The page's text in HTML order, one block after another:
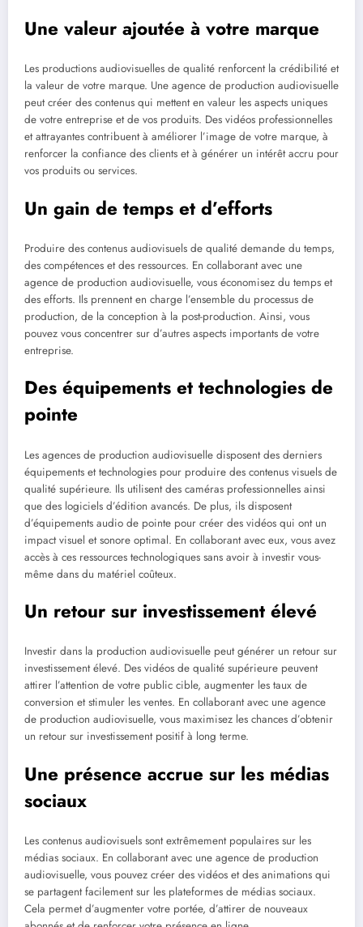
Une valeur ajoutée à votre marque
Les productions audiovisuelles de qualité renforcent la crédibilité et
la valeur de votre marque. Une agence de production audiovisuelle
peut créer des contenus qui mettent en valeur les aspects uniques
de votre entreprise et de vos produits. Des vidéos professionnelles
et attrayantes contribuent à améliorer l’image de votre marque, à
renforcer la confiance des clients et à générer un intérêt accru pour
vos produits ou services.
Un gain de temps et d’efforts
Produire des contenus audiovisuels de qualité demande du temps,
des compétences et des ressources. En collaborant avec une
agence de production audiovisuelle, vous économisez du temps et
des efforts. Ils prennent en charge l’ensemble du processus de
production, de la conception à la post-production. Ainsi, vous
pouvez vous concentrer sur d’autres aspects importants de votre
entreprise.
Des équipements et technologies de
pointe
Les agences de production audiovisuelle disposent des derniers
équipements et technologies pour produire des contenus visuels de
qualité supérieure. Ils utilisent des caméras professionnelles ainsi
que des logiciels d’édition avancés. De plus, ils disposent
d’équipements audio de pointe pour créer des vidéos qui ont un
impact visuel et sonore optimal. En collaborant avec eux, vous avez
accès à ces ressources technologiques sans avoir à investir vous-
même dans du matériel coûteux.
Un retour sur investissement élevé
Investir dans la production audiovisuelle peut générer un retour sur
investissement élevé. Des vidéos de qualité supérieure peuvent
attirer l’attention de votre public cible, augmenter les taux de
conversion et stimuler les ventes. En collaborant avec une agence
de production audiovisuelle, vous maximisez les chances d’obtenir
un retour sur investissement positif à long terme.
Une présence accrue sur les médias
sociaux
Les contenus audiovisuels sont extrêmement populaires sur les
médias sociaux. En collaborant avec une agence de production
audiovisuelle, vous pouvez créer des vidéos et des animations qui
se partagent facilement sur les plateformes de médias sociaux.
Cela permet d’augmenter votre portée, d’attirer de nouveaux